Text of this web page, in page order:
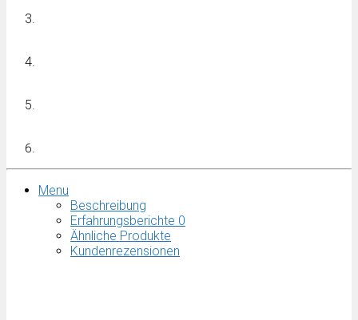
Menu
Beschreibung
Erfahrungsberichte 0
Ähnliche Produkte
Kundenrezensionen